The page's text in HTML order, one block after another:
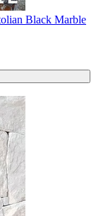
Black Marble